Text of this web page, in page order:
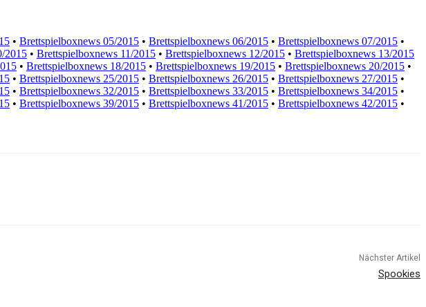
• Brettspielboxnews 05/2015 • Brettspielboxnews 06/2015 • Brettspielboxnews 07/2015 •
2015 • Brettspielboxnews 11/2015 • Brettspielboxnews 12/2015 • Brettspielboxnews 13/2015
• Brettspielboxnews 18/2015 • Brettspielboxnews 19/2015 • Brettspielboxnews 20/2015 •
• Brettspielboxnews 25/2015 • Brettspielboxnews 26/2015 • Brettspielboxnews 27/2015 •
• Brettspielboxnews 32/2015 • Brettspielboxnews 33/2015 • Brettspielboxnews 34/2015 •
• Brettspielboxnews 39/2015 • Brettspielboxnews 41/2015 • Brettspielboxnews 42/2015 •
Nächster Artikel
Spookies